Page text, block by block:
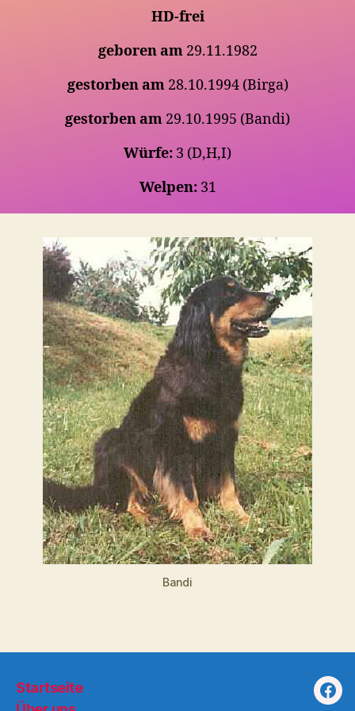
HD-frei
geboren am29.11.1982
gestorben am28.10.1994 (Birga)
gestorben am 29.10.1995 (Bandi)
Würfe: 3 (D,H,I)
Welpen:31
Bandi
Startseite